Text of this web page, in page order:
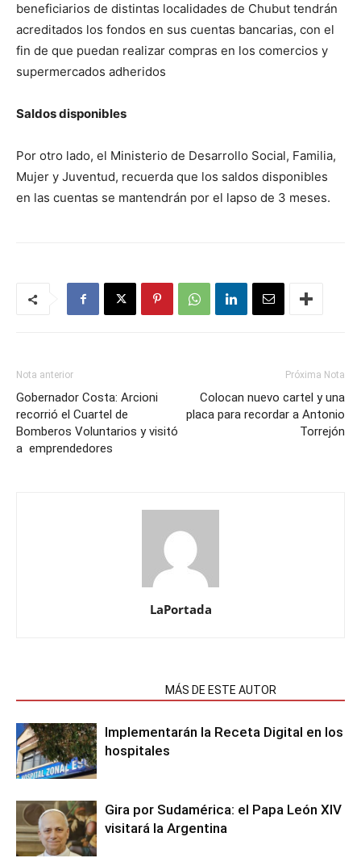
beneficiarios de distintas localidades de Chubut tendrán
acreditados los fondos en sus cuentas bancarias, con el
fin de que puedan realizar compras en los comercios y
supermercados adheridos
Saldos disponibles
Por otro lado, el Ministerio de Desarrollo Social, Familia,
Mujer y Juventud, recuerda que los saldos disponibles
en las cuentas se mantendrán por el lapso de 3 meses.
Nota anterior
Gobernador Costa: Arcioni
recorrió el Cuartel de
Bomberos Voluntarios y visitó
a emprendedores
Próxima Nota
Colocan nuevo cartel y una
placa para recordar a Antonio
Torrejón
LaPortada
MÁS DE ESTE AUTOR
Implementarán la Receta Digital en los
hospitales
Gira por Sudamérica: el Papa León XIV
visitará la Argentina